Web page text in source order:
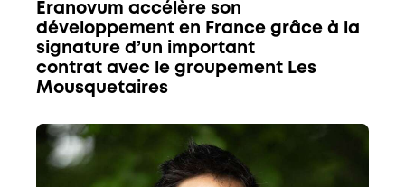
Eranovum accélère son
développement en France grâce à la
signature d’un important
contrat avec le groupement Les
Mousquetaires